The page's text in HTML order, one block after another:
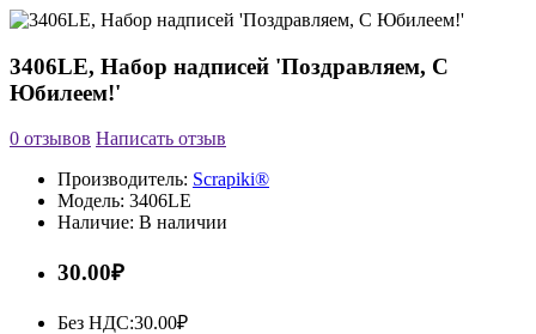
3406LE, Набор надписей 'Поздравляем, С
Юбилеем!'
0 отзывов Написать отзыв
Производитель: Scrapiki®
Модель: 3406LE
Наличие: В наличии
30.00₽
Без НДС:30.00₽